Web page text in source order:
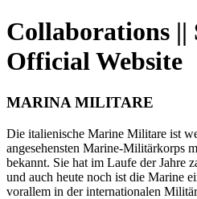
Collaborations ||
Official Website
MARINA MILITARE
Die italienische Marine Militare ist
angesehensten Marine-Militärkorps
bekannt. Sie hat im Laufe der Jahre
und auch heute noch ist die Marine
vorallem in der internationalen